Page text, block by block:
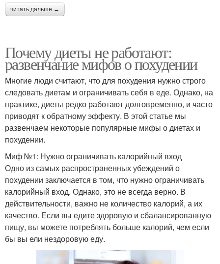
читать дальше →
Почему диеты не работают:
развенчание мифов о похудении
Многие люди считают, что для похудения нужно строго
следовать диетам и ограничивать себя в еде. Однако, на
практике, диеты редко работают долговременно, и часто
приводят к обратному эффекту. В этой статье мы
развенчаем некоторые популярные мифы о диетах и
похудении.
Миф №1: Нужно ограничивать калорийный вход
Одно из самых распространенных убеждений о
похудении заключается в том, что нужно ограничивать
калорийный вход. Однако, это не всегда верно. В
действительности, важно не количество калорий, а их
качество. Если вы едите здоровую и сбалансированную
пищу, вы можете потреблять больше калорий, чем если
бы вы ели нездоровую еду.